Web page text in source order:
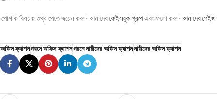
পোশাক বিষয়ক তথ্য পেতে জয়েন করুন আমাদেরফেইসবুক গ্রুপএবং ফলো করুনআমাদের পেইজ
অফিস ফ্যাশনগরমে অফিস ফ্যাশনগরমে নারীদের অফিস ফ্যাশননারীদের অফিস ফ্যাশন